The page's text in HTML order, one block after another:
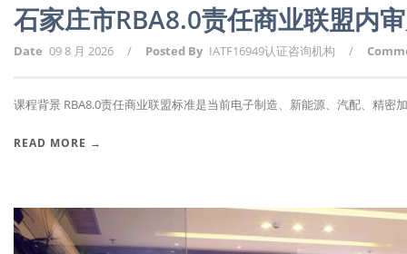
石家庄市RBA8.0责任商业联盟内
Date 09 8 月 2026 / Posted By IATF16949认证咨询机构 /
课程背景 RBA8.0责任商业联盟标准是当前电子制造、新能源、汽配、精密
READ MORE →